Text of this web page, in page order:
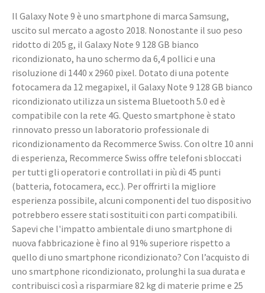
Il Galaxy Note 9 è uno smartphone di marca Samsung,
uscito sul mercato a agosto 2018. Nonostante il suo peso
ridotto di 205 g, il Galaxy Note 9 128 GB bianco
ricondizionato, ha uno schermo da 6,4 pollici e una
risoluzione di 1440 x 2960 pixel. Dotato di una potente
fotocamera da 12 megapixel, il Galaxy Note 9 128 GB bianco
ricondizionato utilizza un sistema Bluetooth 5.0 ed è
compatibile con la rete 4G. Questo smartphone è stato
rinnovato presso un laboratorio professionale di
ricondizionamento da Recommerce Swiss. Con oltre 10 anni
di esperienza, Recommerce Swiss offre telefoni sbloccati
per tutti gli operatori e controllati in più di 45 punti
(batteria, fotocamera, ecc.). Per offrirti la migliore
esperienza possibile, alcuni componenti del tuo dispositivo
potrebbero essere stati sostituiti con parti compatibili.
Sapevi che l'impatto ambientale di uno smartphone di
nuova fabbricazione è fino al 91% superiore rispetto a
quello di uno smartphone ricondizionato? Con l’acquisto di
uno smartphone ricondizionato, prolunghi la sua durata e
contribuisci così a risparmiare 82 kg di materie prime e 25